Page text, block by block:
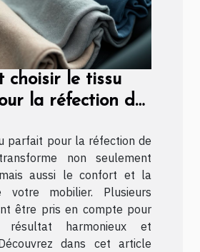
choisir le tissu
la réfection de
parfait pour la réfection de
non seulement
mais aussi le confort et la
votre mobilier. Plusieurs
être pris en compte pour
harmonieux et
dans cet article